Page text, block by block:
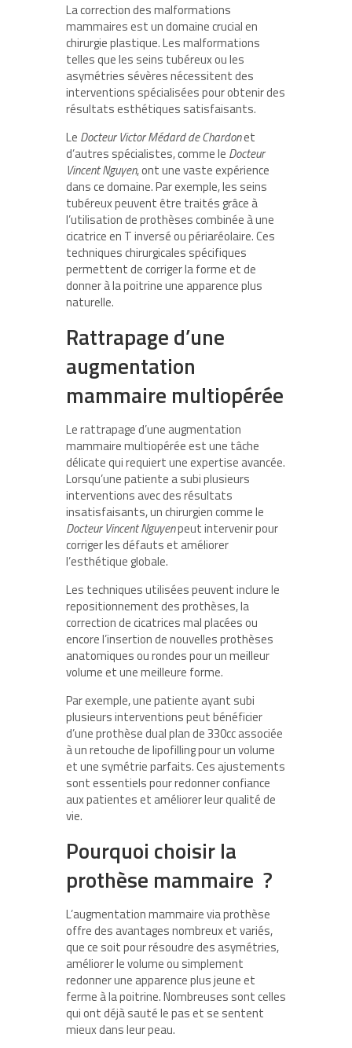
La correction des malformations
mammaires est un domaine crucial en
chirurgie plastique. Les malformations
telles que les seins tubéreux ou les
asymétries sévères nécessitent des
interventions spécialisées pour obtenir des
résultats esthétiques satisfaisants.
Le Docteur Victor Médard de Chardonet
d’autres spécialistes, comme le Docteur
Vincent Nguyen, ont une vaste expérience
dans ce domaine. Par exemple, les seins
tubéreux peuvent être traités grâce à
l’utilisation de prothèses combinée à une
cicatrice en T inversé ou périaréolaire. Ces
techniques chirurgicales spécifiques
permettent de corriger la forme et de
donner à la poitrine une apparence plus
naturelle.
Rattrapage d’une
augmentation
mammaire multiopérée
Le rattrapage d’une augmentation
mammaire multiopérée est une tâche
délicate qui requiert une expertise avancée.
Lorsqu’une patiente a subi plusieurs
interventions avec des résultats
insatisfaisants, un chirurgien comme le
Docteur Vincent Nguyenpeut intervenir pour
corriger les défauts et améliorer
l’esthétique globale.
Les techniques utilisées peuvent inclure le
repositionnement des prothèses, la
correction de cicatrices mal placées ou
encore l’insertion de nouvelles prothèses
anatomiques ou rondes pour un meilleur
volume et une meilleure forme.
Par exemple, une patiente ayant subi
plusieurs interventions peut bénéficier
d’une prothèse dual plan de 330cc associée
à un retouche de lipofilling pour un volume
et une symétrie parfaits. Ces ajustements
sont essentiels pour redonner confiance
aux patientes et améliorer leur qualité de
vie.
Pourquoi choisir la
prothèse mammaire ?
L’augmentation mammaire via prothèse
offre des avantages nombreux et variés,
que ce soit pour résoudre des asymétries,
améliorer le volume ou simplement
redonner une apparence plus jeune et
ferme à la poitrine. Nombreuses sont celles
qui ont déjà sauté le pas et se sentent
mieux dans leur peau.